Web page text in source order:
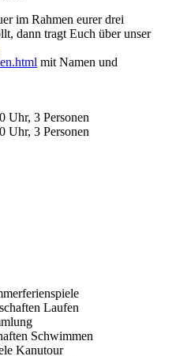
im Rahmen eurer drei
dann tragt Euch über unser
mit Namen und
Uhr, 3 Personen
Uhr, 3 Personen
Laufen
Schwimmen
Kanutour